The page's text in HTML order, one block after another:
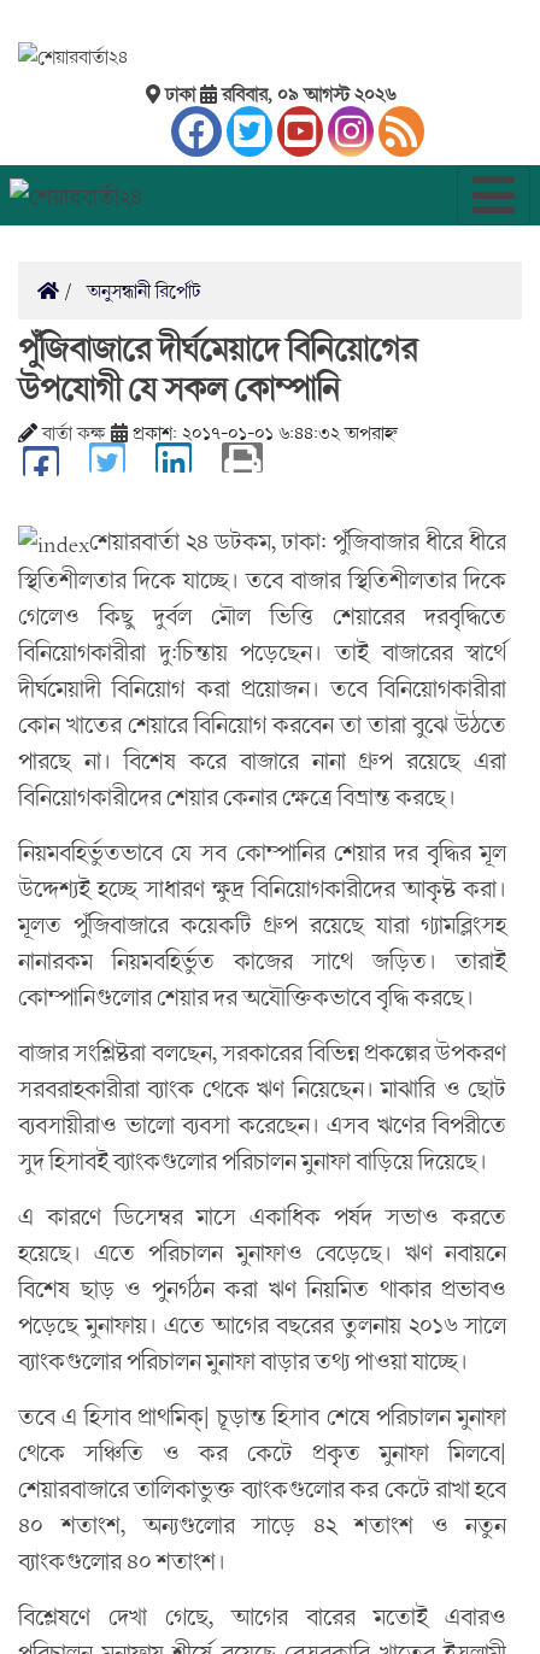
ঢাকা রবিবার, ০৯ আগস্ট ২০২৬
অনুসন্ধানী রির্পোট
পুঁজিবাজারে দীর্ঘমেয়াদে বিনিয়োগের
উপযোগী যে সকল কোম্পানি
বার্তা কক্ষ প্রকাশ: ২০১৭-০১-০১ ৬:৪৪:৩২ অপরাহ্ন
শেয়ারবার্তা ২৪ ডটকম, ঢাকা: পুঁজিবাজার ধীরে ধীরে
স্থিতিশীলতার দিকে যাচ্ছে। তবে বাজার স্থিতিশীলতার দিকে
গেলেও কিছু দুর্বল মৌল ভিত্তি শেয়ারের দরবৃদ্ধিতে
বিনিয়োগকারীরা দু:চিন্তায় পড়েছেন। তাই বাজারের স্বার্থে
দীর্ঘমেয়াদী বিনিয়োগ করা প্রয়োজন। তবে বিনিয়োগকারীরা
কোন খাতের শেয়ারে বিনিয়োগ করবেন তা তারা বুঝে উঠতে
পারছে না। বিশেষ করে বাজারে নানা গ্রুপ রয়েছে এরা
বিনিয়োগকারীদের শেয়ার কেনার ক্ষেত্রে বিভ্রান্ত করছে।
নিয়মবহির্ভুতভাবে যে সব কোম্পানির শেয়ার দর বৃদ্ধির মূল
উদ্দেশ্যই হচ্ছে সাধারণ ক্ষুদ্র বিনিয়োগকারীদের আকৃষ্ট করা।
মূলত পুঁজিবাজারে কয়েকটি গ্রুপ রয়েছে যারা গ্যামব্লিংসহ
নানারকম নিয়মবহির্ভুত কাজের সাথে জড়িত। তারাই
কোম্পানিগুলোর শেয়ার দর অযৌক্তিকভাবে বৃদ্ধি করছে।
বাজার সংশ্লিষ্টরা বলছেন, সরকারের বিভিন্ন প্রকল্পের উপকরণ
সরবরাহকারীরা ব্যাংক থেকে ঋণ নিয়েছেন। মাঝারি ও ছোট
ব্যবসায়ীরাও ভালো ব্যবসা করেছেন। এসব ঋণের বিপরীতে
সুদ হিসাবই ব্যাংকগুলোর পরিচালন মুনাফা বাড়িয়ে দিয়েছে।
এ কারণে ডিসেম্বর মাসে একাধিক পর্ষদ সভাও করতে
হয়েছে। এতে পরিচালন মুনাফাও বেড়েছে। ঋণ নবায়নে
বিশেষ ছাড় ও পুনর্গঠন করা ঋণ নিয়মিত থাকার প্রভাবও
পড়েছে মুনাফায়। এতে আগের বছরের তুলনায় ২০১৬ সালে
ব্যাংকগুলোর পরিচালন মুনাফা বাড়ার তথ্য পাওয়া যাচ্ছে।
তবে এ হিসাব প্রাথমিক্| চূড়ান্ত হিসাব শেষে পরিচালন মুনাফা
থেকে সঞ্চিতি ও কর কেটে প্রকৃত মুনাফা মিলবে|
শেয়ারবাজারে তালিকাভুক্ত ব্যাংকগুলোর কর কেটে রাখা হবে
৪০ শতাংশ, অন্যগুলোর সাড়ে ৪২ শতাংশ ও নতুন
ব্যাংকগুলোর ৪০ শতাংশ।
বিশ্লেষণে দেখা গেছে, আগের বারের মতোই এবারও